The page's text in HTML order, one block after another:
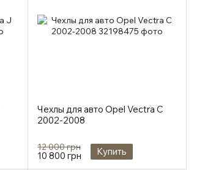
Чехлы для авто Opel Vectra C
2002-2008
12 000 грн
10 800 грн Купить